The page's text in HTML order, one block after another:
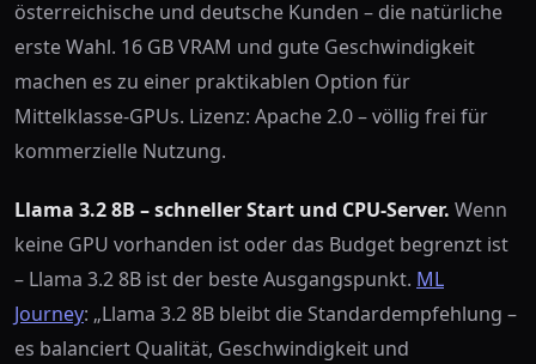
österreichische und deutsche Kunden – die natürliche
erste Wahl. 16 GB VRAM und gute Geschwindigkeit
machen es zu einer praktikablen Option für
Mittelklasse-GPUs. Lizenz: Apache 2.0 – völlig frei für
kommerzielle Nutzung.
Llama 3.2 8B – schneller Start und CPU-Server. Wenn
keine GPU vorhanden ist oder das Budget begrenzt ist
– Llama 3.2 8B ist der beste Ausgangspunkt. ML
Journey: „Llama 3.2 8B bleibt die Standardempfehlung –
es balanciert Qualität, Geschwindigkeit und